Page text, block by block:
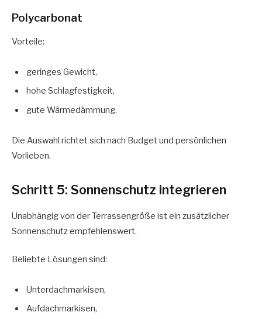
Polycarbonat
Vorteile:
geringes Gewicht,
hohe Schlagfestigkeit,
gute Wärmedämmung.
Die Auswahl richtet sich nach Budget und persönlichen
Vorlieben.
Schritt 5: Sonnenschutz integrieren
Unabhängig von der Terrassengröße ist ein zusätzlicher
Sonnenschutz empfehlenswert.
Beliebte Lösungen sind:
Unterdachmarkisen,
Aufdachmarkisen,